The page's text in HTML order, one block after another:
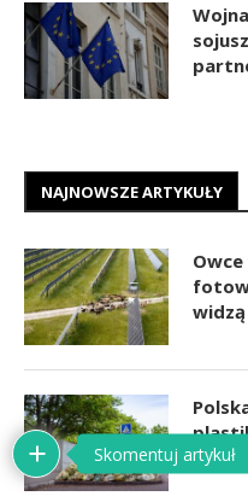
NAJNOWSZE ARTYKUŁY
Skomentuj artykuł